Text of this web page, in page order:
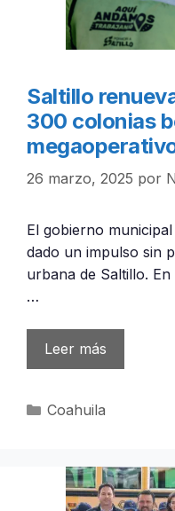
Saltillo
300 colonias
26 marzo, 2025 por
El gobierno
dado un impulso sin
urbana de Saltillo.
…
Leer más
Categorías
Coahuila